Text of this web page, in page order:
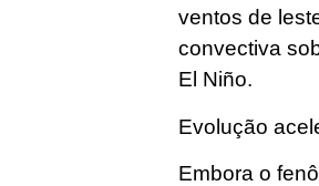
ventos de
convectiva
El Niño.
Evolução
Embora o